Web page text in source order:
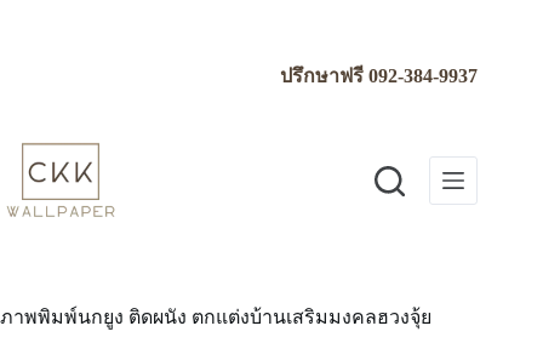
ปรึกษาฟรี092-384-9937
ภาพพิมพ์นกยูง ติดผนัง ตกแต่งบ้านเสริมมงคลฮวงจุ้ย